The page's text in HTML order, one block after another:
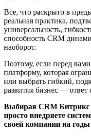
Все, что раскрыто в
реальная практика,
универсальность,
способность CRM
наоборот.
Поэтому, если перед
платформу, которая
или выбрать гибкий,
развития бизнес — ответ
Выбирая CRM Битрикс
просто внедряете
своей компании на годы